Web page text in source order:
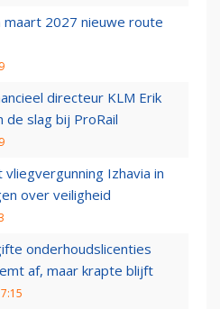
maart 2027 nieuwe route
directeur KLM Erik
de slag bij ProRail
vliegvergunning Izhavia in
over veiligheid
onderhoudslicenties
af, maar krapte blijft